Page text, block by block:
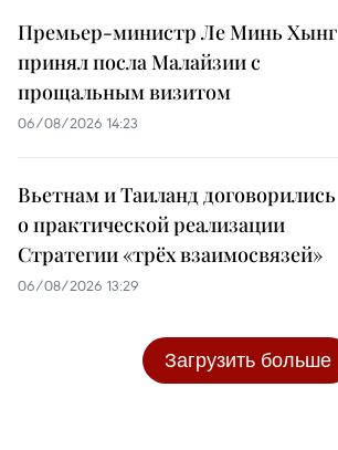
Премьер-министр Ле Минь Хынг
принял посла Малайзии с
прощальным визитом
06/08/2026 14:23
Вьетнам и Таиланд договорились
о практической реализации
Стратегии «трёх взаимосвязей»
06/08/2026 13:29
Загрузить больше